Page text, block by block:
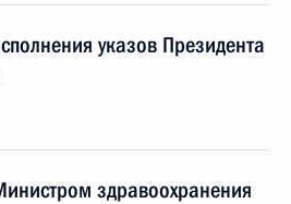
указов Президента
здравоохранения